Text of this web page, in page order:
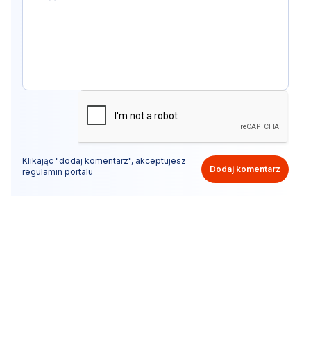
Klikając "dodaj komentarz", akceptujesz
regulamin portalu
Dodaj komentarz